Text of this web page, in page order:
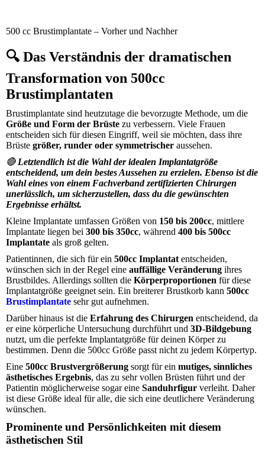
500 cc Brustimplantate – Vorher und Nachher
🔍 Das Verständnis der dramatischen
Transformation von 500cc
Brustimplantaten
Brustimplantate sind heutzutage die bevorzugte Methode, um die
Größe und Form der Brüste zu verbessern. Viele Frauen
entscheiden sich für diesen Eingriff, weil sie möchten, dass ihre
Brüste größer, runder oder symmetrischer aussehen.
🔴 Letztendlich ist die Wahl der idealen Implantatgröße
entscheidend, um dein bestes Aussehen zu erzielen. Ebenso ist die
Wahl eines von einem Fachverband zertifizierten Chirurgen
unerlässlich, um sicherzustellen, dass du die gewünschten
Ergebnisse erhältst.
Kleine Implantate umfassen Größen von 150 bis 200cc, mittlere
Implantate liegen bei 300 bis 350cc, während 400 bis 500cc
Implantate als groß gelten.
Patientinnen, die sich für ein 500cc Implantat entscheiden,
wünschen sich in der Regel eine auffällige Veränderung ihres
Brustbildes. Allerdings sollten die Körperproportionen für diese
Implantatgröße geeignet sein. Ein breiterer Brustkorb kann 500cc
Brustimplantate sehr gut aufnehmen.
Darüber hinaus ist die Erfahrung des Chirurgen entscheidend, da
er eine körperliche Untersuchung durchführt und 3D-Bildgebung
nutzt, um die perfekte Implantatgröße für deinen Körper zu
bestimmen. Denn die 500cc Größe passt nicht zu jedem Körpertyp.
Eine 500cc Brustvergrößerung sorgt für ein mutiges, sinnliches
ästhetisches Ergebnis, das zu sehr vollen Brüsten führt und der
Patientin möglicherweise sogar eine Sanduhrfigur verleiht. Daher
ist diese Größe ideal für alle, die sich eine deutlichere Veränderung
wünschen.
Prominente und Persönlichkeiten mit diesem
ästhetischen Stil